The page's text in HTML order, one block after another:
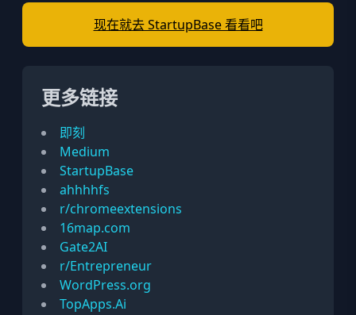
现在就去 StartupBase 看看吧
更多链接
即刻
Medium
StartupBase
ahhhhfs
r/chromeextensions
16map.com
Gate2AI
r/Entrepreneur
WordPress.org
TopApps.Ai